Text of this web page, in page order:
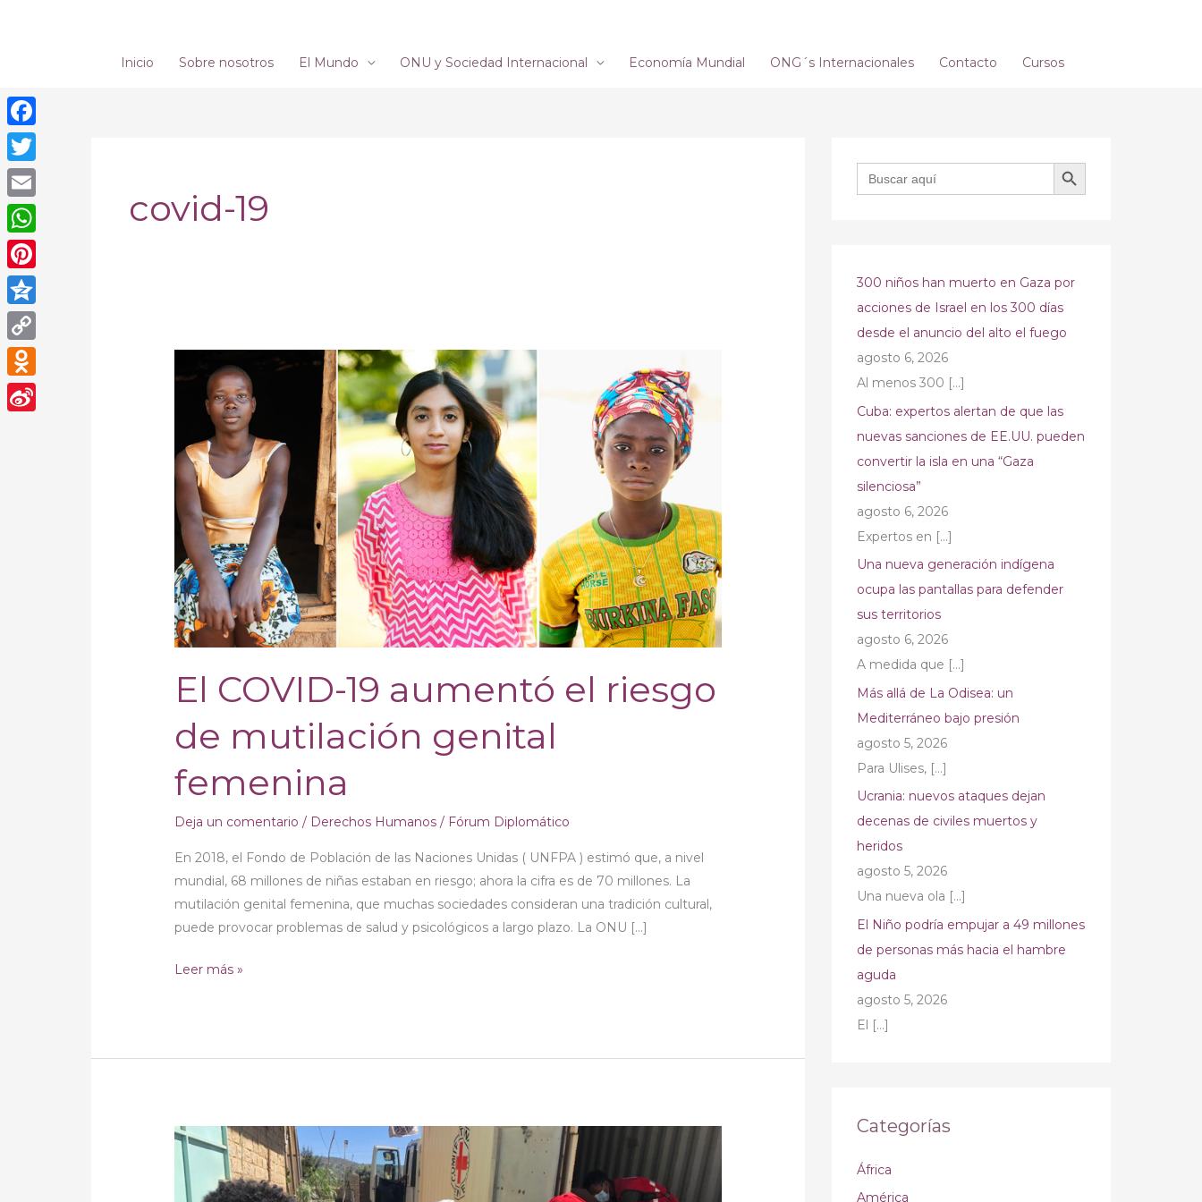
Inicio Sobre nosotros El Mundo ONU y Sociedad Internacional Economía Mundial ONG´s Internacionales Contacto Cursos
covid-19
El COVID-19 aumentó el riesgo
de mutilación genital
femenina
Deja un comentario / Derechos Humanos / Fórum Diplomático
En 2018, el Fondo de Población de las Naciones Unidas ( UNFPA ) estimó que, a nivel
mundial, 68 millones de niñas estaban en riesgo; ahora la cifra es de 70 millones. La
mutilación genital femenina, que muchas sociedades consideran una tradición cultural,
puede provocar problemas de salud y psicológicos a largo plazo. La ONU […]
COVID-
aumentó
el
riesgo
mutilación
genital
femenina
Leer más »
Etiopía:
Respondiendo
Buscar: BOTÓN DE BÚSQUEDA
300 niños han muerto en Gaza por
acciones de Israel en los 300 días
desde el anuncio del alto el fuego
agosto 6, 2026
Al menos 300 […]
Cuba: expertos alertan de que las
nuevas sanciones de EE.UU. pueden
convertir la isla en una “Gaza
silenciosa”
agosto 6, 2026
Expertos en […]
Una nueva generación indígena
ocupa las pantallas para defender
sus territorios
agosto 6, 2026
A medida que […]
Más allá de La Odisea: un
Mediterráneo bajo presión
agosto 5, 2026
Para Ulises, […]
Ucrania: nuevos ataques dejan
decenas de civiles muertos y
heridos
agosto 5, 2026
Una nueva ola […]
El Niño podría empujar a 49 millones
de personas más hacia el hambre
aguda
agosto 5, 2026
El […]
Categorías
África
América
Facebook
Twitter
Email
WhatsApp
Pinterest
Qzone
Copy
Link
Odnoklassniki